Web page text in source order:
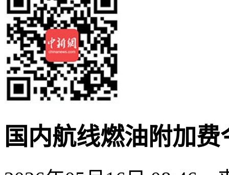
国内航线燃油附加费